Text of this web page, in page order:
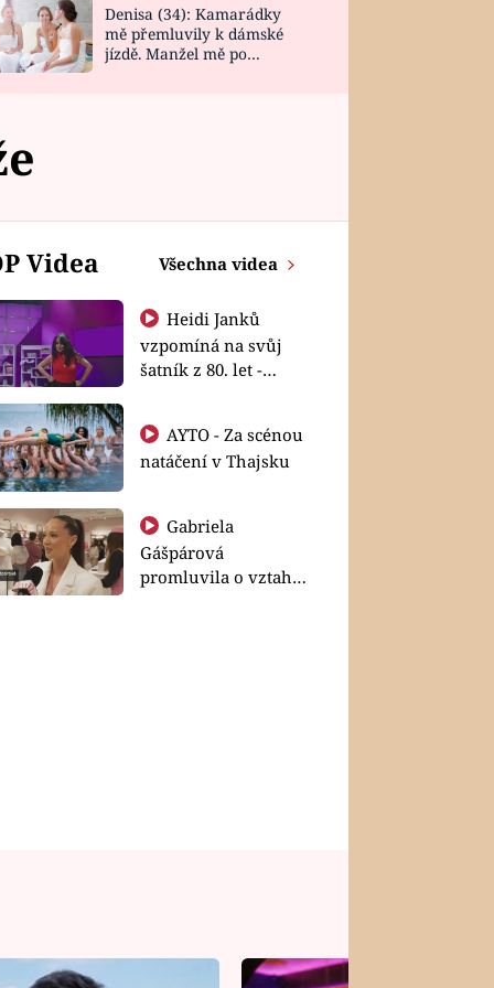
Denisa (34): Kamarádky
mě přemluvily k dámské
jízdě. Manžel mě po
Videa Všechna videa
Heidi Janků
vzpomíná na svůj
šatník z 80. let -
natáčení v Thajsku
Gabriela
Gášpárová
promluvila o vztahu